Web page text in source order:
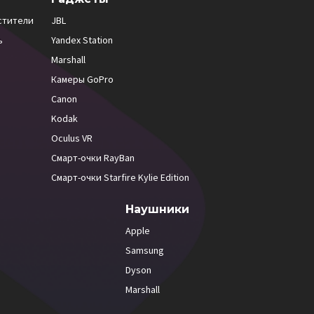
JBL
Yandex Station
Marshall
Камеры GoPro
Canon
Kodak
Oculus VR
Смарт-очки RayBan
Смарт-очки Starfire Kylie Edition
Наушники
Apple
Samsung
Dyson
Marshall